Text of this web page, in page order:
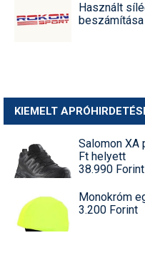
Használt
beszámítása
KIEMELT
Salomon XA
Ft helyett
38.990 Forint
Monokróm
3.200 Forint